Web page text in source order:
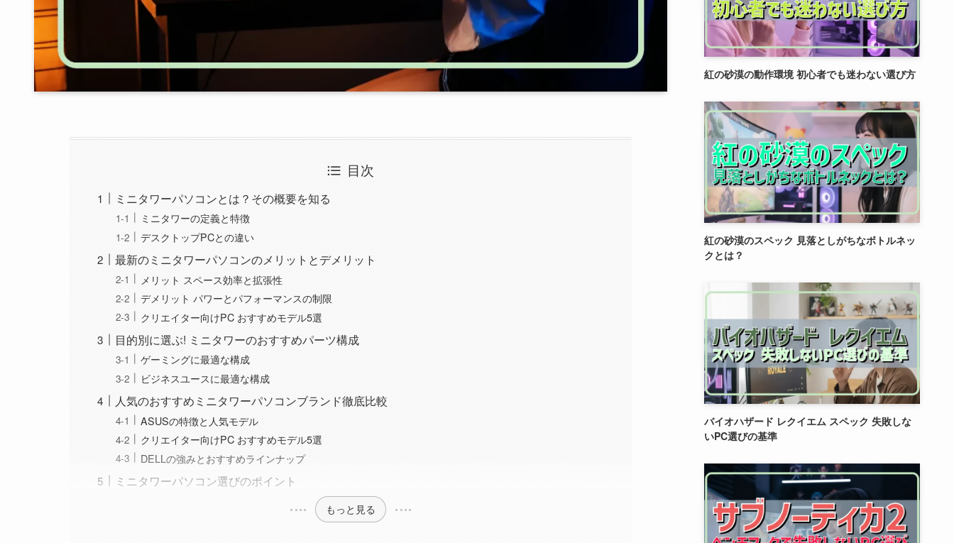
目次
ミニタワーパソコンとは？その概要を知る
ミニタワーの定義と特徴
デスクトップPCとの違い
最新のミニタワーパソコンのメリットとデメリット
メリット スペース効率と拡張性
デメリット パワーとパフォーマンスの制限
クリエイター向けPC おすすめモデル5選
目的別に選ぶ! ミニタワーのおすすめパーツ構成
ゲーミングに最適な構成
ビジネスユースに最適な構成
人気のおすすめミニタワーパソコンブランド徹底比較
ASUSの特徴と人気モデル
クリエイター向けPC おすすめモデル5選
DELLの強みとおすすめラインナップ
ミニタワーパソコン選びのポイント
もっと見る
紅の砂漠の動作環境 初心者でも迷わない選び方
紅の砂漠のスペック 見落としがちなボトルネッ
クとは？
バイオハザード レクイエム スペック 失敗しな
いPC選びの基準